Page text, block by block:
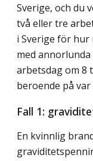
Sverige, och du
två eller tre
i Sverige för hur
med
arbetsdag om 8
beroende på
Fall 1:
En kvinnlig